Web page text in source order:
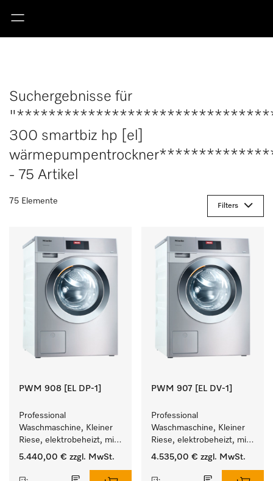
Suchergebnisse für
300 smartbiz hp [el]
- 75 Artikel
75 Elemente
Filters
PWM 908 [EL DP-1]
Professional
Waschmaschine, Kleiner
Riese, elektrobeheizt, mit
Ablaufpumpe und
Programmen.
5.440,00 € zzgl. MwSt.
PWM 907 [EL DV-1]
Professional
Waschmaschine, Kleiner
Riese, elektrobeheizt, mit
Ablaufventil und
Programmen.
4.535,00 € zzgl. MwSt.